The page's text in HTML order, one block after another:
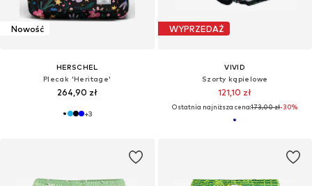
Nowość
HERSCHEL
Plecak 'Heritage'
264,90 zł
+3
WYPRZEDAŻ
VIVID
Szorty kąpielowe
121,10 zł
Ostatnia najniższa cena:173,00 zł-30%